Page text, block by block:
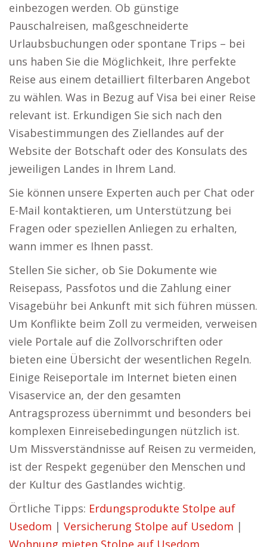
einbezogen werden. Ob günstige
Pauschalreisen, maßgeschneiderte
Urlaubsbuchungen oder spontane Trips – bei
uns haben Sie die Möglichkeit, Ihre perfekte
Reise aus einem detailliert filterbaren Angebot
zu wählen. Was in Bezug auf Visa bei einer Reise
relevant ist. Erkundigen Sie sich nach den
Visabestimmungen des Ziellandes auf der
Website der Botschaft oder des Konsulats des
jeweiligen Landes in Ihrem Land.
Sie können unsere Experten auch per Chat oder
E-Mail kontaktieren, um Unterstützung bei
Fragen oder speziellen Anliegen zu erhalten,
wann immer es Ihnen passt.
Stellen Sie sicher, ob Sie Dokumente wie
Reisepass, Passfotos und die Zahlung einer
Visagebühr bei Ankunft mit sich führen müssen.
Um Konflikte beim Zoll zu vermeiden, verweisen
viele Portale auf die Zollvorschriften oder
bieten eine Übersicht der wesentlichen Regeln.
Einige Reiseportale im Internet bieten einen
Visaservice an, der den gesamten
Antragsprozess übernimmt und besonders bei
komplexen Einreisebedingungen nützlich ist.
Um Missverständnisse auf Reisen zu vermeiden,
ist der Respekt gegenüber den Menschen und
der Kultur des Gastlandes wichtig.
Örtliche Tipps: Erdungsprodukte Stolpe auf
Usedom | Versicherung Stolpe auf Usedom |
Wohnung mieten Stolpe auf Usedom